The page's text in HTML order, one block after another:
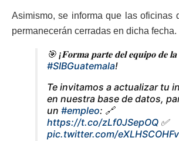
Asimismo, se informa que las oficinas
permanecerán cerradas en dicha fecha.
🎯 ¡𝐅𝐨𝐫𝐦𝐚 𝐩𝐚𝐫𝐭𝐞 𝐝𝐞𝐥 𝐞𝐪𝐮𝐢𝐩𝐨 𝐝𝐞 𝐥𝐚
#SIBGuatemala!
Te invitamos a actualizar tu
en nuestra base de datos,
un #empleo: 🔗
https://t.co/zLf0JSepOQ ✅
pic.twitter.com/eXLHSCOHFv